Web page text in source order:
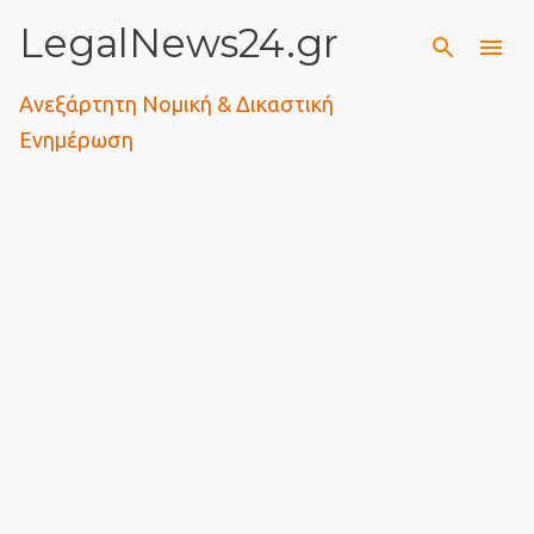
Μετάβαση στο κύριο περιεχόμενο
LegalNews24.gr
Ανεξάρτητη Νομική & Δικαστική
Ενημέρωση